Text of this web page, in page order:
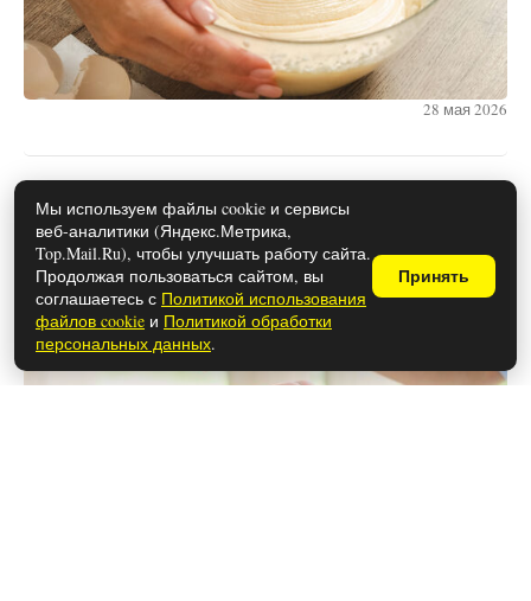
28 мая 2026
Какие документы нужны для
оформления развода в 2026 году
Мы используем файлы cookie и сервисы
веб-аналитики (Яндекс.Метрика,
Top.Mail.Ru), чтобы улучшать работу сайта.
Продолжая пользоваться сайтом, вы
соглашаетесь с Политикой использования
файлов cookie и Политикой обработки
персональных данных.
Принять